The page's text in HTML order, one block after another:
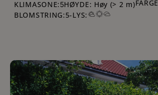
KLIMASONE:5HØYDE: Høy (> 2 m)
BLOMSTRING:5-LYS: